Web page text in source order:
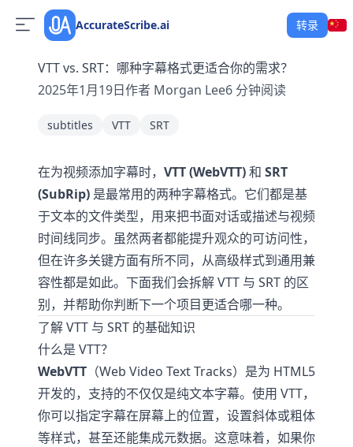
AccurateScribe.ai 转录
VTT vs. SRT：哪种字幕格式更适合你的需求？
2025年1月19日作者 Morgan Lee6 分钟阅读
subtitles VTT SRT
在为视频添加字幕时， VTT (WebVTT)和 SRT
(SubRip) 是最常用的两种字幕格式。它们都是基
于文本的文件类型，用来把书面对话或描述与视频
时间线同步。虽然两者都能提升观众的可访问性，
但在许多关键方面有所不同，从高级样式到通用兼
容性都是如此。下面我们会拆解 VTT 与 SRT 的区
别，并帮助你判断下一个项目更适合哪一种。
了解 VTT 与 SRT 的基础知识
什么是 VTT？
WebVTT （Web Video Text Tracks）是为 HTML5
开发的，支持的不仅仅是纯文本字幕。使用 VTT，
你可以指定字幕在屏幕上的位置，设置斜体或粗体
等样式，甚至还能集成元数据。这意味着，如果你